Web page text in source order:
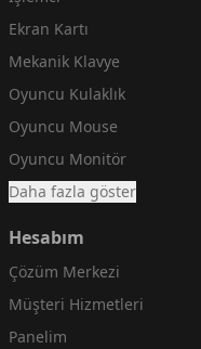
Ekran Kartı
Mekanik Klavye
Oyuncu Kulaklık
Oyuncu Mouse
Oyuncu Monitör
Daha fazla göster
Hesabım
Çözüm Merkezi
Müşteri Hizmetleri
Panelim